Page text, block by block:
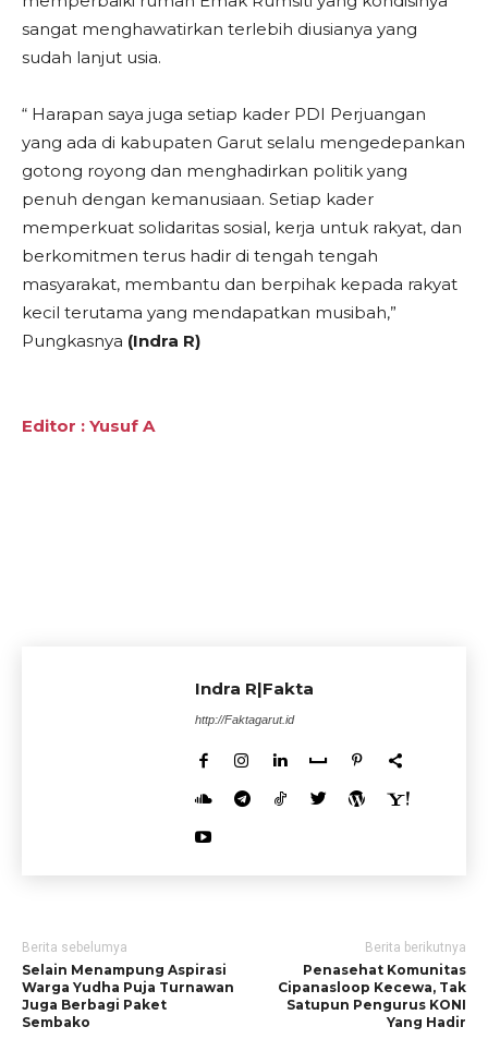
sangat menghawatirkan terlebih diusianya yang
sudah lanjut usia.
“ Harapan saya juga setiap kader PDI Perjuangan
yang ada di kabupaten Garut selalu mengedepankan
gotong royong dan menghadirkan politik yang
penuh dengan kemanusiaan. Setiap kader
memperkuat solidaritas sosial, kerja untuk rakyat, dan
berkomitmen terus hadir di tengah tengah
masyarakat, membantu dan berpihak kepada rakyat
kecil terutama yang mendapatkan musibah,”
Pungkasnya (Indra R)
Editor : Yusuf A
Indra R|Fakta
http://Faktagarut.id
Berita sebelumya
Selain Menampung Aspirasi
Warga Yudha Puja Turnawan
Juga Berbagi Paket
Sembako
Berita berikutnya
Penasehat Komunitas
Cipanasloop Kecewa, Tak
Satupun Pengurus KONI
Yang Hadir